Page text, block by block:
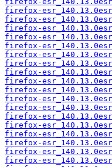
firefox-
firefox-
firefox-
firefox-
firefox-
firefox-
firefox-
firefox-
firefox-
firefox-
firefox-
firefox-
firefox-
firefox-
firefox-
firefox-
firefox-
firefox-